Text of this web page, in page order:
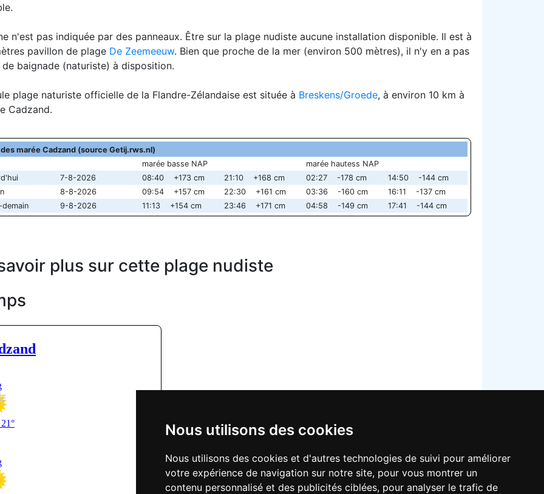
Nous utilisons des cookies
Nous utilisons des cookies et d'autres technologies de suivi pour améliorer
votre expérience de navigation sur notre site, pour vous montrer un
contenu personnalisé et des publicités ciblées, pour analyser le trafic de
n'est pas indiquée par des panneaux. Être sur la plage nudiste aucune installation disponible. Il est à
pavillon de plage De Zeemeeuw. Bien que proche de la mer (environ 500 mètres), il n'y en a pas
de baignade (naturiste) à disposition.
plage naturiste officielle de la Flandre-Zélandaise est située à Breskens/Groede, à environ 10 km à
Cadzand.
marée Cadzand (source Getij.rws.nl)
marée basse NAP
marée hautess NAP
7-8-2026 08:40 +173 cm 21:10 +168 cm 02:27 -178 cm
14:50 -144 cm
8-8-2026 09:54 +157 cm 22:30 +161 cm 03:36 -160 cm
16:11 -137 cm
9-8-2026 11:13 +154 cm 23:46 +171 cm 04:58 -149 cm 17:41 -144 cm
plus sur cette plage nudiste